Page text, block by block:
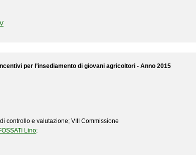
per l’insediamento di giovani agricoltori - Anno 2015
controllo e valutazione; VIII Commissione
Lino;